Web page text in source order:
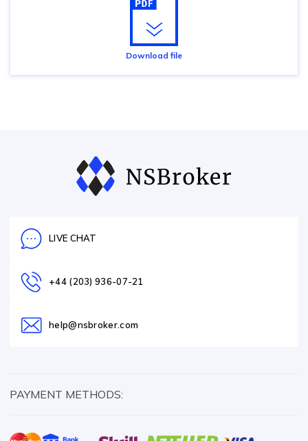
Download file
LIVE CHAT
+44 (203) 936-07-21
help@nsbroker.com
PAYMENT METHODS: